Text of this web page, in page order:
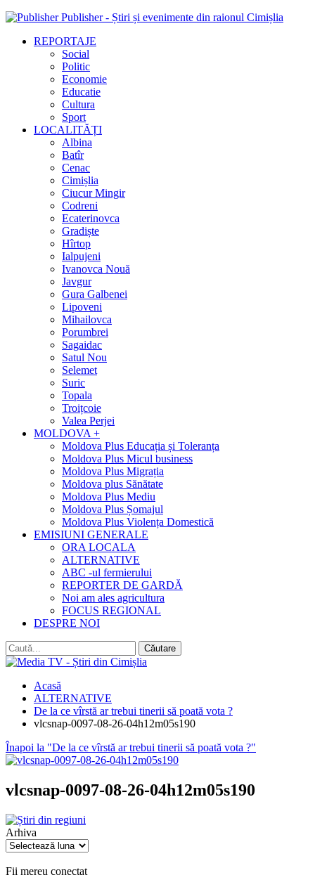
Publisher - Știri și evenimente din raionul Cimișlia
REPORTAJE
Social
Politic
Economie
Educatie
Cultura
Sport
LOCALITĂȚI
Albina
Batîr
Cenac
Cimișlia
Ciucur Mingir
Codreni
Ecaterinovca
Gradiște
Hîrtop
Ialpujeni
Ivanovca Nouă
Javgur
Gura Galbenei
Lipoveni
Mihailovca
Porumbrei
Sagaidac
Satul Nou
Selemet
Suric
Topala
Troițcoie
Valea Perjei
MOLDOVA +
Moldova Plus Educația și Toleranța
Moldova Plus Micul business
Moldova Plus Migrația
Moldova plus Sănătate
Moldova Plus Mediu
Moldova Plus Șomajul
Moldova Plus Violența Domestică
EMISIUNI GENERALE
ORA LOCALA
ALTERNATIVE
ABC -ul fermierului
REPORTER DE GARDĂ
Noi am ales agricultura
FOCUS REGIONAL
DESPRE NOI
Acasă
ALTERNATIVE
De la ce vîrstă ar trebui tinerii să poată vota ?
vlcsnap-0097-08-26-04h12m05s190
Înapoi la "De la ce vîrstă ar trebui tinerii să poată vota ?"
vlcsnap-0097-08-26-04h12m05s190
Arhiva
Arhiva
Fii mereu conectat